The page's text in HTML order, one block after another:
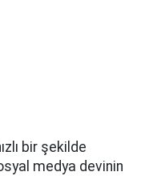
bir şekilde
medya devinin